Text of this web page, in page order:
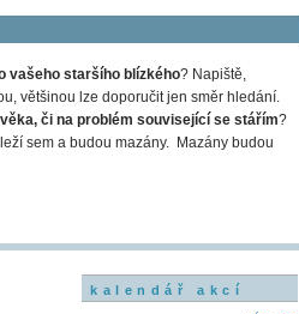
vašeho staršího blízkého? Napiště,
většinou lze doporučit jen směr hledání.
či na problém související se stářím?
sem a budou mazány. Mazány budou
kalendář akcí